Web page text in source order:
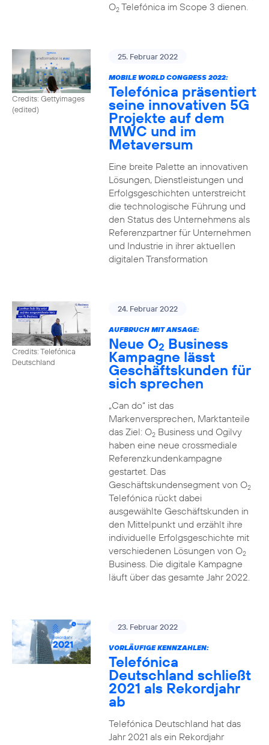
O2Telefónica im Scope 3 dienen.
Credits: Gettyimages
(edited)
25. Februar 2022
MOBILE WORLD CONGRESS 2022:
Telefónica präsentiert
seine innovativen 5G
Projekte auf dem
MWC und im
Metaversum
Eine breite Palette an innovativen
Lösungen, Dienstleistungen und
Erfolgsgeschichten unterstreicht
die technologische Führung und
den Status des Unternehmens als
Referenzpartner für Unternehmen
und Industrie in ihrer aktuellen
digitalen Transformation
Credits: Telefónica
Deutschland
24. Februar 2022
AUFBRUCH MIT ANSAGE:
Neue O2 Business
Kampagne lässt
Geschäftskunden für
sich sprechen
„Can do“ ist das
Markenversprechen, Marktanteile
das Ziel: O2Business und Ogilvy
haben eine neue crossmediale
Referenzkundenkampagne
gestartet. Das
Geschäftskundensegment von O2
Telefónica rückt dabei
ausgewählte Geschäftskunden in
den Mittelpunkt und erzählt ihre
individuelle Erfolgsgeschichte mit
verschiedenen Lösungen von O2
Business. Die digitale Kampagne
läuft über das gesamte Jahr 2022.
23. Februar 2022
VORLÄUFIGE KENNZAHLEN:
Telefónica
Deutschland schließt
2021 als Rekordjahr
ab
Telefónica Deutschland hat das
Jahr 2021 als ein Rekordjahr